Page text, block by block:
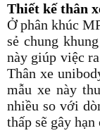
Thiết kế thân
Ở phân khúc
sẻ chung
này giúp việc
Thân xe
mẫu xe này
nhiều so với
thấp sẽ gây